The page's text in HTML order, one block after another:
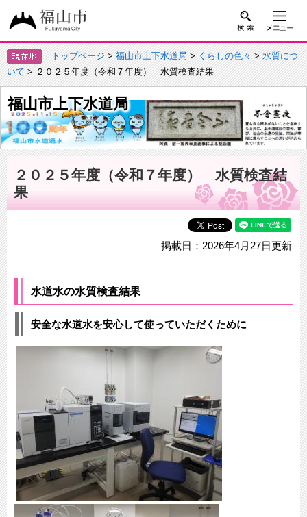
トップページ>福山市上下水道局>くらしの色々>水質につ
いて> ２０２５年度（令和７年度） 水質検査結果
福山市上下水道局
２０２５年度（令和７年度） 水質検査結
果
掲載日：2026年4月27日更新
水道水の水質検査結果
安全な水道水を安心して使っていただくために